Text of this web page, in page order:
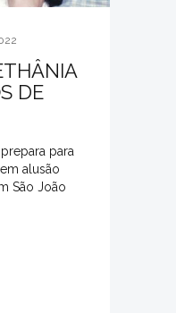
DE
para
alusão
São João